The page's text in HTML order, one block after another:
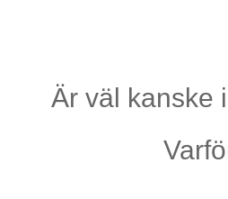
Är väl kanske